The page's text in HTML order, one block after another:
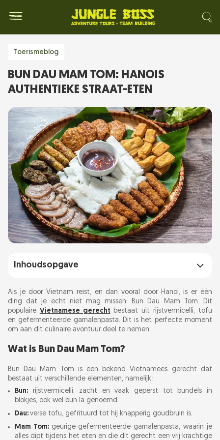
Toerismeblog
BUN DAU MAM TOM: HANOIS
AUTHENTIEKE STRAAT-ETEN
Inhoudsopgave
Wat is Bun Dau Mam Tom?
Een persoonlijke ontmoeting met Bun Dau
Mam Tom
Waar kun je Bun Dau Mam Tom proberen?
Tips voor beginners
Prijs en portie
Wanneer te genieten
Als je door Vietnam reist, en dan vooral door Hanoi, is er één
ding dat je echt niet mag missen: Bun Dau Mam Tom. Dit
populaire Vietnamese gerecht bestaat uit rijstvermicelli, tofu
en gefermenteerde garnalenpasta. Dit is het perfecte moment
om aan dit culinaire avontuur deel te nemen.
Wat is Bun Dau Mam Tom?
Bun Dau Mam Tom is een bekend Vietnamees gerecht dat
bestaat uit verschillende elementen, namelijk:
Bun: rijstvermicelli, zacht en vaak geperst tot bundels in
blokjes, ook wel bun la genoemd.
Dau: verse tofu, gefrituurd tot hij knapperig goudbruin is.
Mam Tom: geurige gefermenteerde garnalenpasta, waarin je
alles dipt tijdens het eten en die dit gerecht een vrij krachtige